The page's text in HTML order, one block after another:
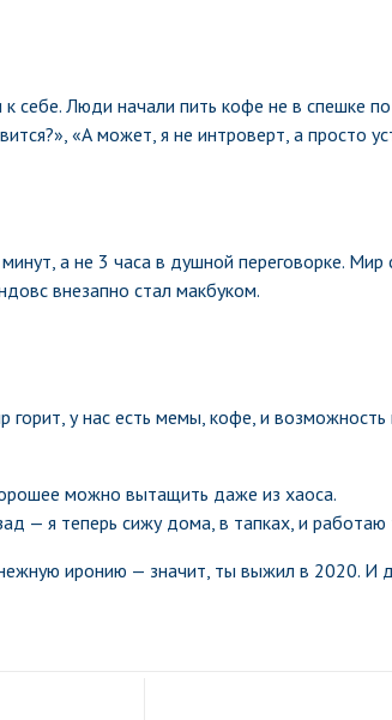
себе. Люди начали пить кофе не в спешке
«А может, я не интроверт, а просто
а не 3 часа в душной переговорке.
внезапно стал макбуком.
у нас есть мемы, кофе, и
можно вытащить даже из хаоса.
— я теперь сижу дома, в тапках, и
иронию — значит, ты выжил в 2020. И